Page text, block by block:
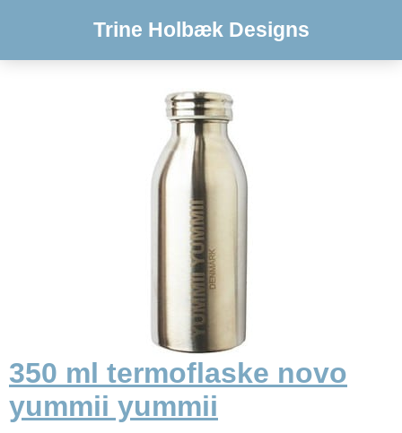
Trine Holbæk Designs
350 ml termoflaske novo
yummii yummii